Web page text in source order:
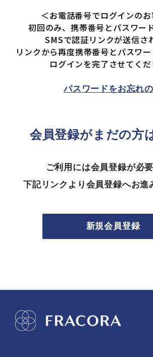
＜お電話番号でログインの
初回のみ、携帯番号とパスワー
SMSで認証リンクが送信さ
リンクから再度携帯番号とパスワー
ログインを完了させてくだ
パスワードをお忘れ
会員登録がまだの方
ご利用には会員登録が必要
下記リンクより会員登録へお進
新規会員登録